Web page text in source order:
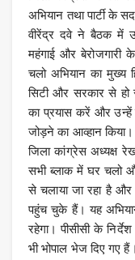
अभियान तथा पार्टी के
वीरेंद्र दवे ने बैठक में
महंगाई और बेरोजगारी
चलो अभियान का मुख्य
सिटी और सरकार से हो
का प्रयास करें और उन्हें
जोड़ने का आव्हान किया।
जिला कांग्रेस अध्यक्ष
सभी ब्लाक में घर चलो
से चलाया जा रहा है
पहुंच चुके हैं। यह
रहेगा। पीसीसी के
भी भोपाल भेज दिए गए हैं।